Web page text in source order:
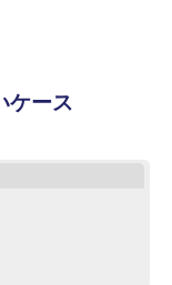
ケース